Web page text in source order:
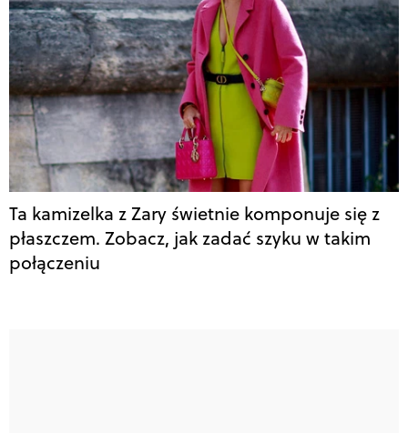
Ta kamizelka z Zary świetnie komponuje się z
płaszczem. Zobacz, jak zadać szyku w takim
połączeniu